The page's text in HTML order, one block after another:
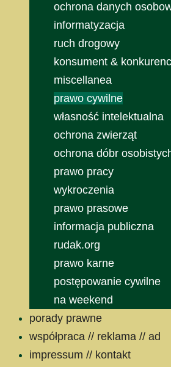
ochrona danych
informatyzacja
ruch drogowy
konsument &
miscellanea
prawo cywilne
własność intelektualna
ochrona zwierząt
ochrona dóbr
prawo pracy
wykroczenia
prawo prasowe
informacja publiczna
rudak.org
prawo karne
postępowanie cywilne
na weekend
porady prawne
współpraca // reklama // ad
impressum // kontakt